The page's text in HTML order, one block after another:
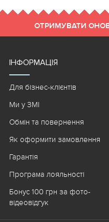
ОТРИМУВАТИ
ІНФОРМАЦІЯ
Для бізнес-клієнтів
Ми у ЗМІ
Обмін та повернення
Як оформити замовлення
Гарантія
Програма лояльності
Бонус 100 грн за фото-
відеовідгук